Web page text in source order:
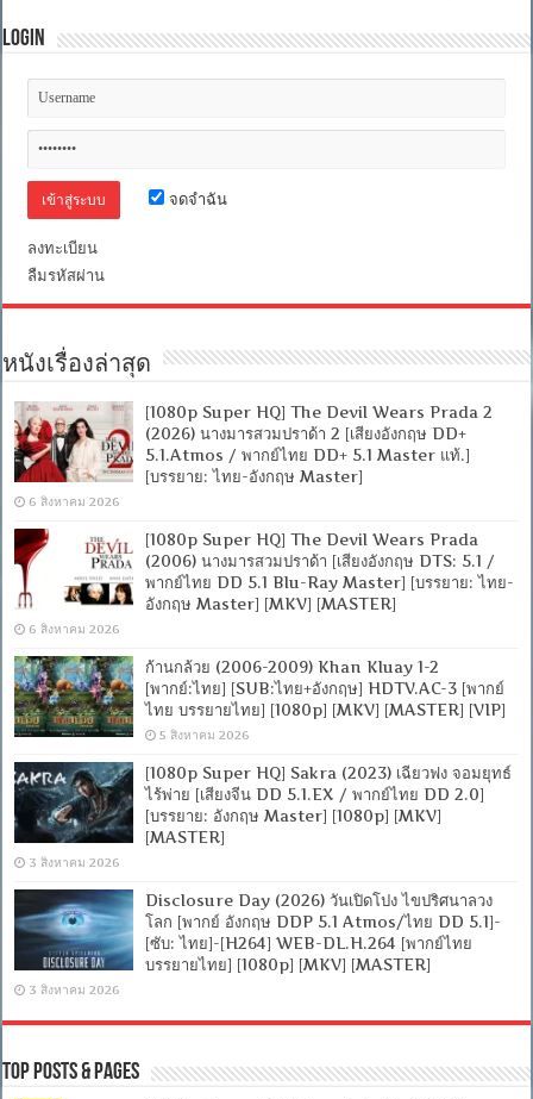
Login
จดจำฉัน
ลงทะเบียน
ลืมรหัสผ่าน
หนังเรื่องล่าสุด
[1080p Super HQ] The Devil Wears Prada 2
(2026) นางมารสวมปราด้า 2 [เสียงอังกฤษ DD+
5.1.Atmos / พากย์ไทย DD+ 5.1 Master แท้.]
[บรรยาย: ไทย-อังกฤษ Master]
6 สิงหาคม 2026
[1080p Super HQ] The Devil Wears Prada
(2006) นางมารสวมปราด้า [เสียงอังกฤษ DTS: 5.1 /
พากย์ไทย DD 5.1 Blu-Ray Master] [บรรยาย: ไทย-
อังกฤษ Master] [MKV] [MASTER]
6 สิงหาคม 2026
ก้านกล้วย (2006-2009) Khan Kluay 1-2
[พากย์:ไทย] [SUB:ไทย+อังกฤษ] HDTV.AC-3 [พากย์
ไทย บรรยายไทย] [1080p] [MKV] [MASTER] [VIP]
5 สิงหาคม 2026
[1080p Super HQ] Sakra (2023) เฉียวฟง จอมยุทธ์
ไร้พ่าย [เสียงจีน DD 5.1.EX / พากย์ไทย DD 2.0]
[บรรยาย: อังกฤษ Master] [1080p] [MKV]
[MASTER]
3 สิงหาคม 2026
Disclosure Day (2026) วันเปิดโปง ไขปริศนาลวง
โลก [พากย์ อังกฤษ DDP 5.1 Atmos/ไทย DD 5.1]-
[ซับ: ไทย]-[H264] WEB-DL.H.264 [พากย์ไทย
บรรยายไทย] [1080p] [MKV] [MASTER]
3 สิงหาคม 2026
Top Posts & Pages